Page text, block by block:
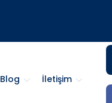
Blog İletişim